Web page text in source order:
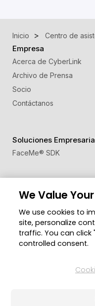
Inicio Centro de
Empresa
Acerca de CyberLink
Archivo de Prensa
Socio
Contáctanos
Soluciones
FaceMe® SDK
Zona de Miembros
Blog
We Value
We use cookies to
site, personalize
traffic. You can click
controlled consent.